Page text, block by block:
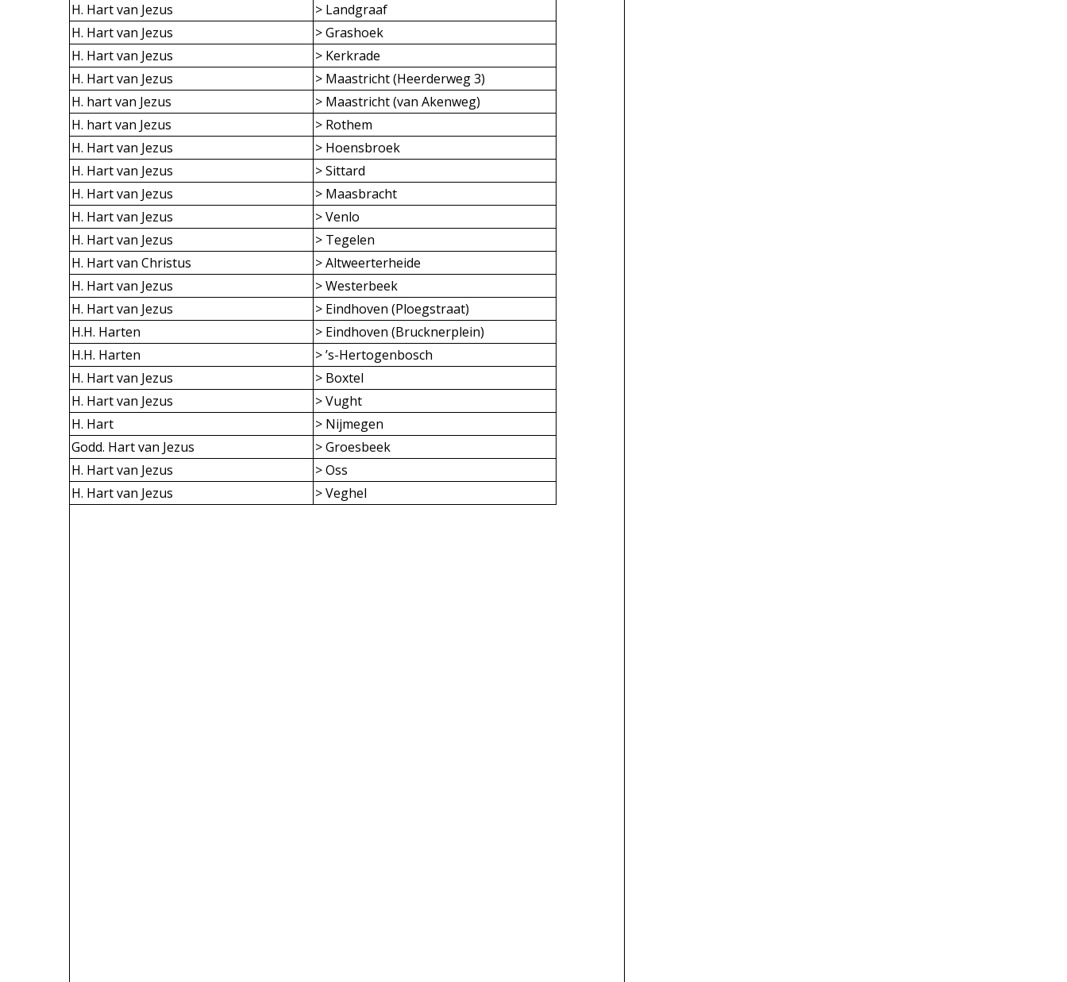
H. Hart van Jezus
> Landgraaf
H. Hart van Jezus
> Grashoek
H. Hart van Jezus
> Kerkrade
H. Hart van Jezus
> Maastricht (Heerderweg 3)
H. hart van Jezus
> Maastricht (van Akenweg)
H. hart van Jezus
> Rothem
H. Hart van Jezus
> Hoensbroek
H. Hart van Jezus
> Sittard
H. Hart van Jezus
> Maasbracht
H. Hart van Jezus
> Venlo
H. Hart van Jezus
> Tegelen
H. Hart van Christus
> Altweerterheide
H. Hart van Jezus
> Westerbeek
H. Hart van Jezus
> Eindhoven (Ploegstraat)
H.H. Harten
> Eindhoven (Brucknerplein)
H.H. Harten
> ’s-Hertogenbosch
H. Hart van Jezus
> Boxtel
H. Hart van Jezus
> Vught
H. Hart
> Nijmegen
Godd. Hart van Jezus
> Groesbeek
H. Hart van Jezus
> Oss
H. Hart van Jezus
> Veghel